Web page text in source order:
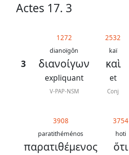
Actes 17. 3
3
1272
dianoïgôn
διανοίγων
expliquant
V-PAP-NSM
2532
kaï
καὶ
et
Conj
3908
paratithéménos
παρατιθέμενος
3754
hoti
ὅτι
Abréviations
grammaticales
chapitre